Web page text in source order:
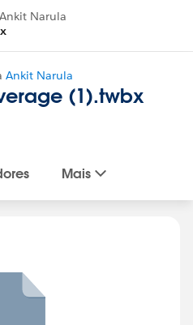
Narula
Ankit Narula
(1).twbx
Mais